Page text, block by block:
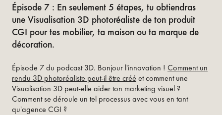
Épisode 7 : En seulement 5 étapes, tu obtiendras
une Visualisation 3D photoréaliste de ton produit
CGI pour tes mobilier, ta maison ou ta marque de
décoration.
Épisode 7 du podcast 3D. Bonjour l'innovation ! Comment un
rendu 3D photoréaliste peut-il être créé et comment une
Visualisation 3D peut-elle aider ton marketing visuel ?
Comment se déroule un tel processus avec vous en tant
qu'agence CGI ?